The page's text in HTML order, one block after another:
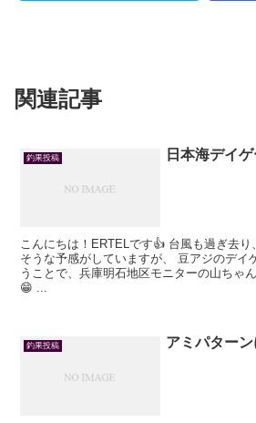
関連記事
釣果投稿 日本海デイ
こんにちは！ERTELです👍 台風も過ぎ去り
そうな予感がしていますが、 豆アジのデイ
うことで、兵庫明石地区モニターの山ちゃ
😁 ...
釣果投稿 アミパター